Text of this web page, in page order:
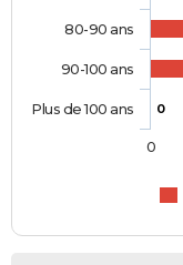
0
80-90 ans
90-100 ans
Plus de 100 ans
0